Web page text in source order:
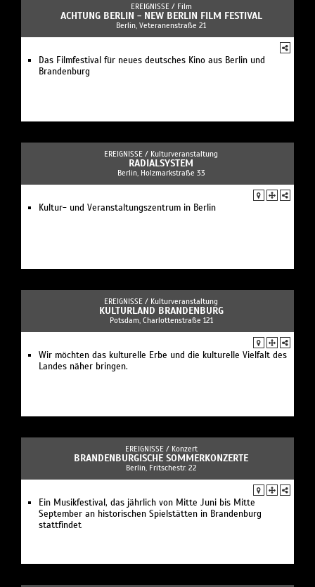
EREIGNISSE / Film
ACHTUNG BERLIN - NEW BERLIN FILM FESTIVAL
Berlin, Veteranenstraße 21
Das Filmfestival für neues deutsches Kino aus Berlin und
Brandenburg
EREIGNISSE / Kulturveranstaltung
RADIALSYSTEM
Berlin, Holzmarkstraße 33
Kultur- und Veranstaltungszentrum in Berlin
EREIGNISSE / Kulturveranstaltung
KULTURLAND BRANDENBURG
Potsdam, Charlottenstraße 121
Wir möchten das kulturelle Erbe und die kulturelle Vielfalt des
Landes näher bringen.
EREIGNISSE / Konzert
BRANDENBURGISCHE SOMMERKONZERTE
Berlin, Fritschestr. 22
Ein Musikfestival, das jährlich von Mitte Juni bis Mitte
September an historischen Spielstätten in Brandenburg
stattfindet